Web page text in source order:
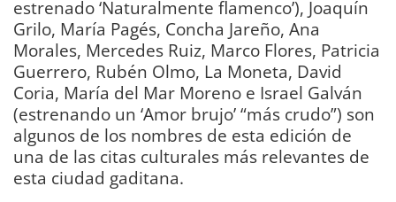
estrenado ‘Naturalmente flamenco’), Joaquín
Grilo, María Pagés, Concha Jareño, Ana
Morales, Mercedes Ruiz, Marco Flores, Patricia
Guerrero, Rubén Olmo, La Moneta, David
Coria, María del Mar Moreno e Israel Galván
(estrenando un ‘Amor brujo’ “más crudo”) son
algunos de los nombres de esta edición de
una de las citas culturales más relevantes de
esta ciudad gaditana.